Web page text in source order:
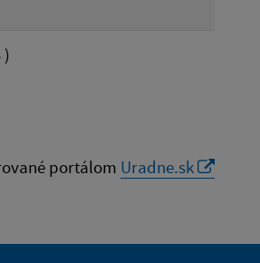
portálom Uradne.sk